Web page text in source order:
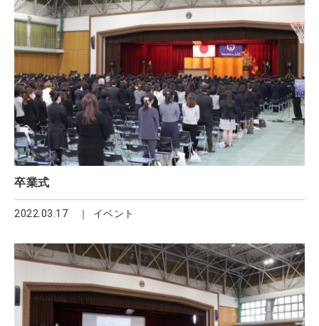
卒業式
2022.03.17 イベント